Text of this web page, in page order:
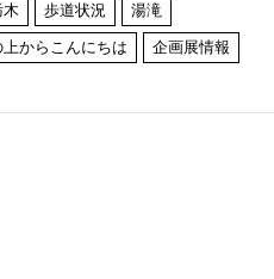
木 歩道状況 湯滝
上からこんにちは 企画展情報